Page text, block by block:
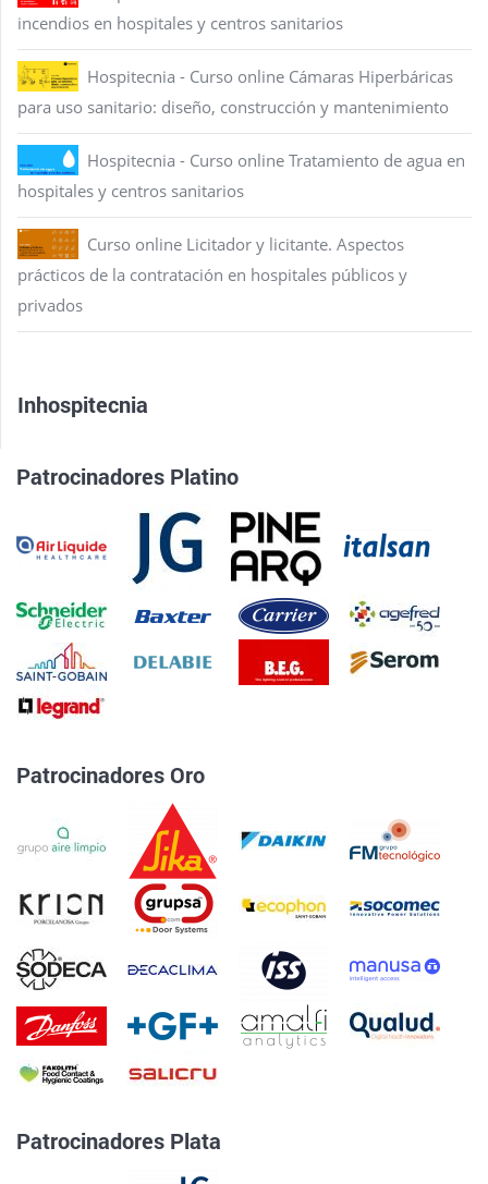
incendios en hospitales y centros sanitarios
Hospitecnia - Curso online Cámaras Hiperbáricas
para uso sanitario: diseño, construcción y mantenimiento
Hospitecnia - Curso online Tratamiento de agua en
hospitales y centros sanitarios
Curso online Licitador y licitante. Aspectos
prácticos de la contratación en hospitales públicos y
privados
Inhospitecnia
Patrocinadores Platino
Patrocinadores Oro
Patrocinadores Plata